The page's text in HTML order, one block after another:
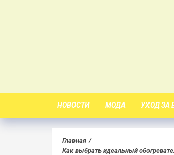
НОВОСТИ МОДА УХОД ЗА
Главная
Как выбрать идеальный